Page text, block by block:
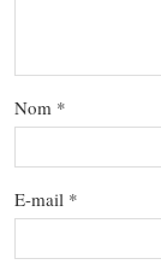
Nom *
E-mail *